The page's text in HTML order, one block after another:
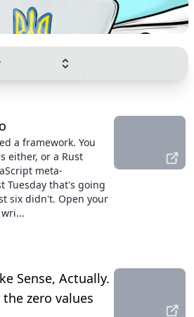
a framework. You
either, or a Rust
meta-
Tuesday that's going
six didn't. Open your
Sense, Actually.
zero values